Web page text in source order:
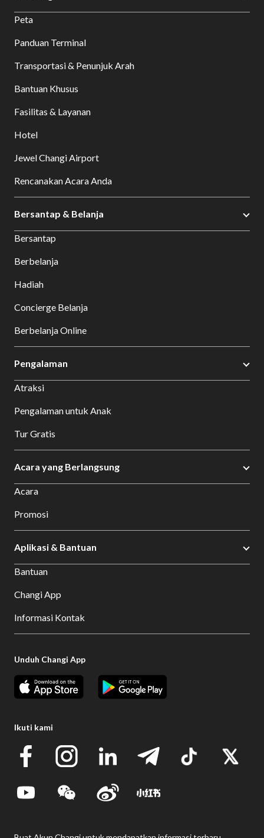
Peta
Panduan Terminal
Transportasi & Penunjuk Arah
Bantuan Khusus
Fasilitas & Layanan
Hotel
Jewel Changi Airport
Rencanakan Acara Anda
Bersantap & Belanja
Bersantap
Berbelanja
Hadiah
Concierge Belanja
Berbelanja Online
Pengalaman
Atraksi
Pengalaman untuk Anak
Tur Gratis
Acara yang Berlangsung
Acara
Promosi
Aplikasi & Bantuan
Bantuan
Changi App
Informasi Kontak
Unduh Changi App
Ikuti kami